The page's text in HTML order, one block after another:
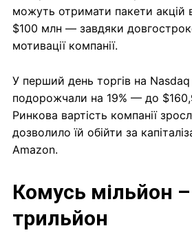
можуть отримати пакети акцій
$100 млн — завдяки
мотивації компанії.
У перший день торгів на Nasdaq
подорожчали на 19% — до
Ринкова вартість компанії
дозволило їй обійти за
Amazon.
Комусь мільйон
трильйон